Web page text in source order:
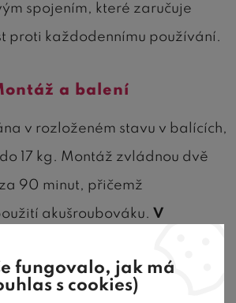
spojením, které zaručuje
proti každodennímu používání.
a balení
v rozloženém stavu v balících,
17 kg. Montáž zvládnou dvě
90 minut, přičemž
akušroubováku. V
prosíme o specifikaci, zda
prostor nebo přistýlku.
fungovalo, jak má
s cookies)